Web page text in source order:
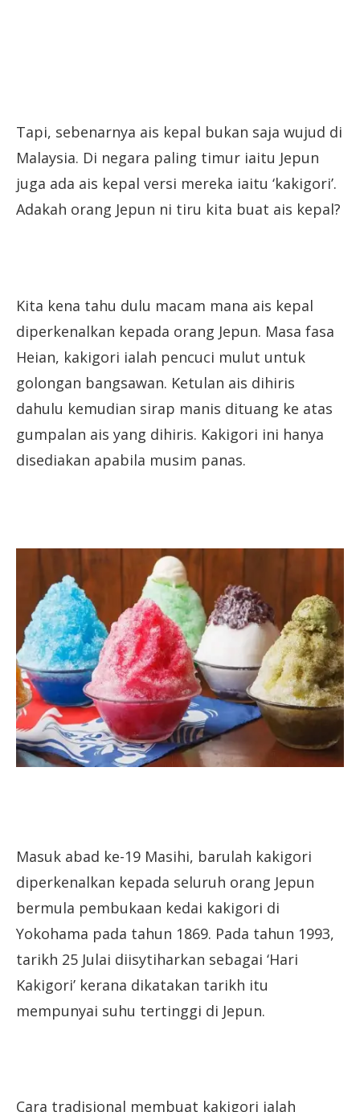
Tapi, sebenarnya ais kepal bukan saja wujud di
Malaysia. Di negara paling timur iaitu Jepun
juga ada ais kepal versi mereka iaitu ‘kakigori’.
Adakah orang Jepun ni tiru kita buat ais kepal?
Kita kena tahu dulu macam mana ais kepal
diperkenalkan kepada orang Jepun. Masa fasa
Heian, kakigori ialah pencuci mulut untuk
golongan bangsawan. Ketulan ais dihiris
dahulu kemudian sirap manis dituang ke atas
gumpalan ais yang dihiris. Kakigori ini hanya
disediakan apabila musim panas.
Masuk abad ke-19 Masihi, barulah kakigori
diperkenalkan kepada seluruh orang Jepun
bermula pembukaan kedai kakigori di
Yokohama pada tahun 1869. Pada tahun 1993,
tarikh 25 Julai diisytiharkan sebagai ‘Hari
Kakigori’ kerana dikatakan tarikh itu
mempunyai suhu tertinggi di Jepun.
Cara tradisional membuat kakigori ialah